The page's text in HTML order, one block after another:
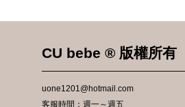
CU bebe ® 版權所有
uone1201@hotmail.com
客服時間：週一～週五